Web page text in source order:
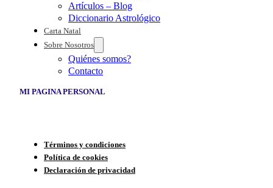
Artículos – Blog
Diccionario Astrológico
Carta Natal
Sobre Nosotros
Quiénes somos?
Contacto
MI PAGINA PERSONAL
Términos y condiciones
Política de cookies
Declaración de privacidad